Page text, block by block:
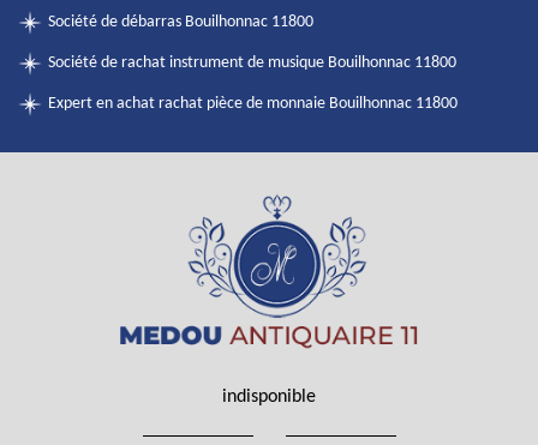
Société de débarras Bouilhonnac 11800
Société de rachat instrument de musique Bouilhonnac 11800
Expert en achat rachat pièce de monnaie Bouilhonnac 11800
indisponible